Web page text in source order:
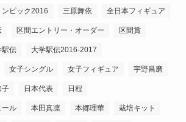
ンピック2016 三原舞依 全日本フィギュア
区間エントリー・オーダー 区間賞
駅伝 大学駅伝2016-2017
女子シングル 女子フィギュア 宇野昌磨
子 日本代表 日程
ール 本田真凛 本郷理華 栽培キット